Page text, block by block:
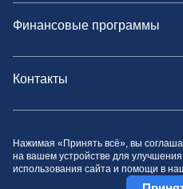
Финансовые программы
Контакты
Политика
Нажимая «Принять всё», вы
на вашем устройстве для
использования сайта и помощи в